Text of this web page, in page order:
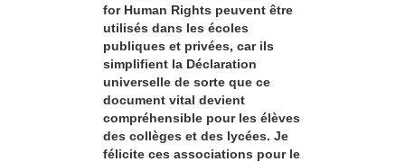
for Human Rights peuvent être
utilisés dans les écoles
publiques et privées, car ils
simplifient la Déclaration
universelle de sorte que ce
document vital devient
compréhensible pour les élèves
des collèges et des lycées. Je
félicite ces associations pour le